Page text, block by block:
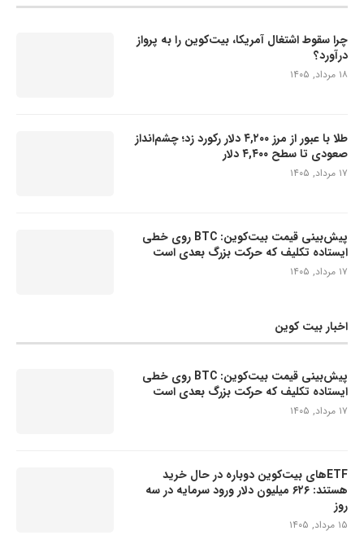
چرا سقوط اشتغال آمریکا، بیت‌کوین را به پرواز
درآورد؟
۱۸ مرداد, ۱۴۰۵
طلا با عبور از مرز ۴,۲۰۰ دلار رکورد زد؛ چشم‌انداز
صعودی تا سطح ۴,۴۰۰ دلار
۱۷ مرداد, ۱۴۰۵
پیش‌بینی قیمت بیت‌کوین: BTC روی خطی
ایستاده تکلیف که حرکت بزرگ بعدی است
۱۷ مرداد, ۱۴۰۵
اخبار بیت کوین
پیش‌بینی قیمت بیت‌کوین: BTC روی خطی
ایستاده تکلیف که حرکت بزرگ بعدی است
۱۷ مرداد, ۱۴۰۵
ETFهای بیت‌کوین دوباره در حال خرید
هستند: ۶۲۶ میلیون دلار ورود سرمایه در سه
روز
۱۵ مرداد, ۱۴۰۵